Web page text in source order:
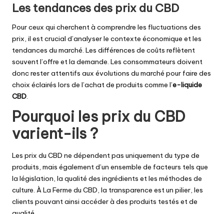
Les tendances des prix du CBD
Pour ceux qui cherchent à comprendre les fluctuations des
prix, il est crucial d’analyser le contexte économique et les
tendances du marché. Les différences de coûts reflètent
souvent l’offre et la demande. Les consommateurs doivent
donc rester attentifs aux évolutions du marché pour faire des
choix éclairés lors de l’achat de produits comme l’e-liquide
CBD.
Pourquoi les prix du CBD
varient-ils ?
Les prix du CBD ne dépendent pas uniquement du type de
produits, mais également d’un ensemble de facteurs tels que
la législation, la qualité des ingrédients et les méthodes de
culture. À La Ferme du CBD, la transparence est un pilier, les
clients pouvant ainsi accéder à des produits testés et de